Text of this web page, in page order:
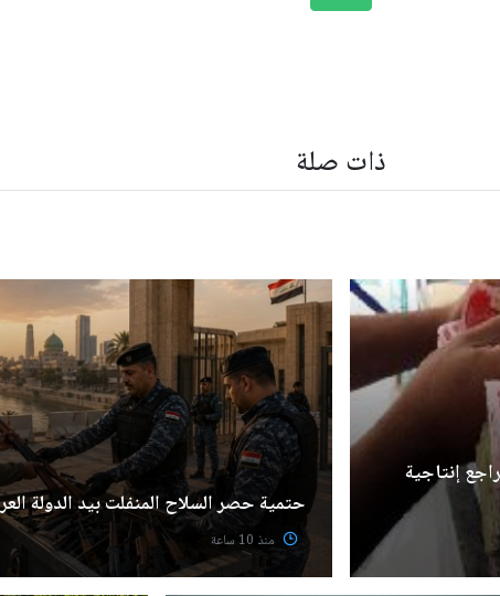
ذات صلة
إنتاجية
حتمية حصر السلاح المنفلت بيد الدولة
منذ 10 ساعة